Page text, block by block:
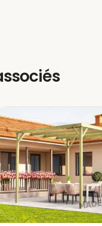
et renforce la
ainsi la
massif, des
poutres et
lui-même,
lamellé-collé